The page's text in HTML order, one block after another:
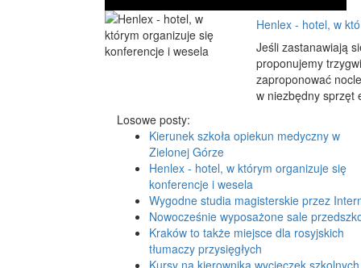
Henlex - hotel, w
Jeśli zastanawiają
proponujemy
zaproponować
w niezbędny sprzęt
Losowe posty:
Kierunek szkoła opiekun medyczny w
Zielonej Górze
Henlex - hotel, w którym organizuje się
konferencje i wesela
Wygodne studia magisterskie przez
Nowocześnie wyposażone sale
Kraków to także miejsce dla rosyjskich
tłumaczy przysięgłych
Kursy na kierownika wycieczek szkolnych